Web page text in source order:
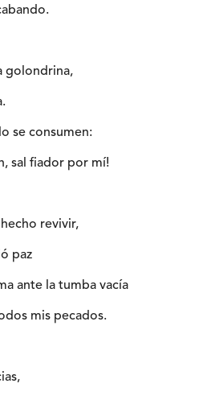
golondrina,
se consumen:
sal fiador por mí!
revivir,
paz
ante la tumba vacía
mis pecados.